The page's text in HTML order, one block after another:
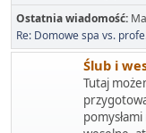
Ostatnia wiadomość:
Re: Domowe spa vs.
Ślub i
Tutaj